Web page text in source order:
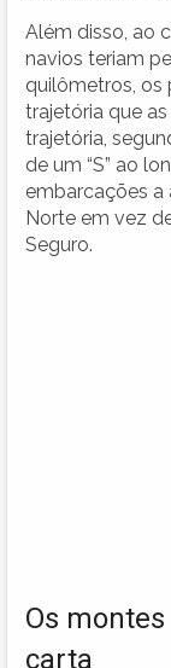
Além disso, ao
navios teriam
quilômetros, os
trajetória que
trajetória,
de um “S” ao
embarcações a
Norte em vez
Seguro.
Os
carta